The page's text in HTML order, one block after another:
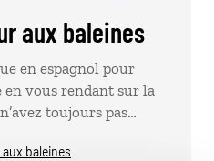
aux baleines
en espagnol pour
en vous rendant sur la
toujours pas…
baleines